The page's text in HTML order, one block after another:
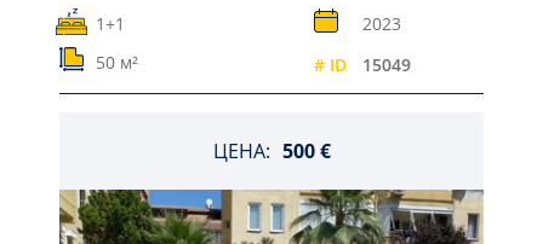
1+1
2023
50 м²
# ID 15049
ЦЕНА: 500 €